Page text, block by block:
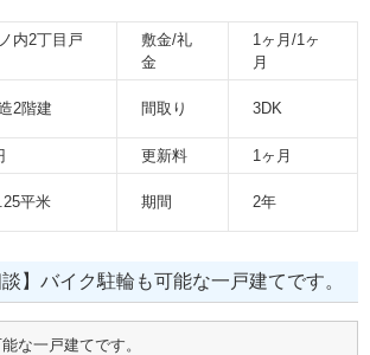
内2丁目戸
敷金/礼
金
1ヶ月/1ヶ
月
2階建 間取り 3DK
更新料
1ヶ月
平米 期間 2年
】バイク駐輪も可能な一戸建てです。
な一戸建てです。